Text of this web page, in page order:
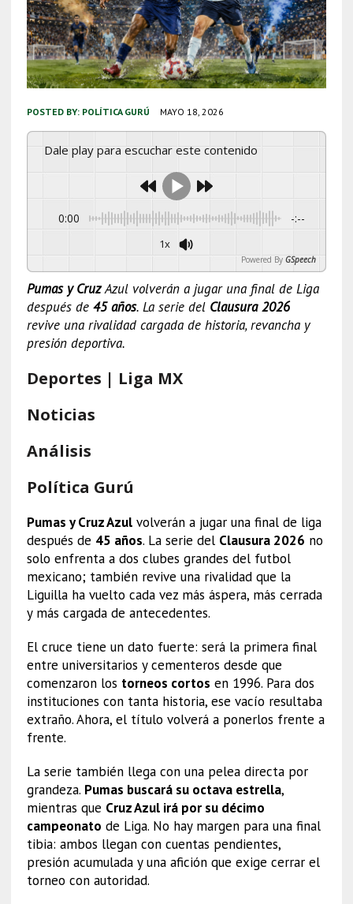
POSTED BY: POLÍTICA GURÚ MAYO 18, 2026
Dale play para escuchar este contenido
0:00 -:--
1x
Powered By GSpeech
Pumas y CruzAzul volverán a jugar una final de Liga
después de 45 años. La serie del Clausura 2026
revive una rivalidad cargada de historia, revancha y
presión deportiva.
Deportes | Liga MX
Noticias
Análisis
Política Gurú
Pumas y Cruz Azulvolverán a jugar una final de liga
después de 45 años. La serie del Clausura 2026 no
solo enfrenta a dos clubes grandes del futbol
mexicano; también revive una rivalidad que la
Liguilla ha vuelto cada vez más áspera, más cerrada
y más cargada de antecedentes.
El cruce tiene un dato fuerte: será la primera final
entre universitarios y cementeros desde que
comenzaron los torneos cortos en 1996. Para dos
instituciones con tanta historia, ese vacío resultaba
extraño. Ahora, el título volverá a ponerlos frente a
frente.
La serie también llega con una pelea directa por
grandeza. Pumas buscará su octava estrella,
mientras que Cruz Azul irá por su décimo
campeonato de Liga. No hay margen para una final
tibia: ambos llegan con cuentas pendientes,
presión acumulada y una afición que exige cerrar el
torneo con autoridad.